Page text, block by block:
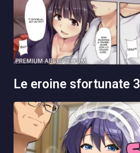
le eroine sfortunate 3